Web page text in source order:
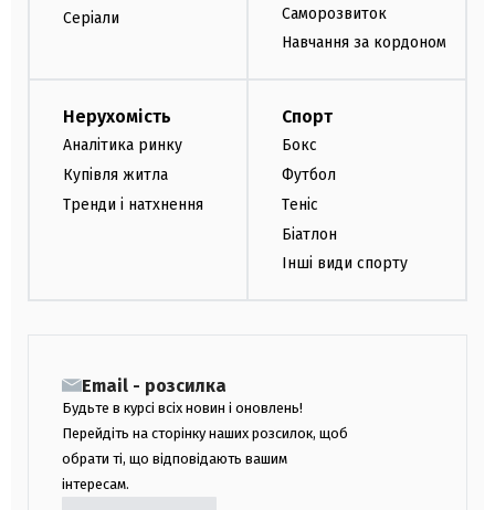
Серіали
Саморозвиток
Навчання за кордоном
Нерухомість
Аналітика ринку
Купівля житла
Тренди і натхнення
Спорт
Бокс
Футбол
Теніс
Біатлон
Інші види спорту
Email - розсилка
Будьте в курсі всіх новин і оновлень!
Перейдіть на сторінку наших розсилок, щоб
обрати ті, що відповідають вашим
інтересам.